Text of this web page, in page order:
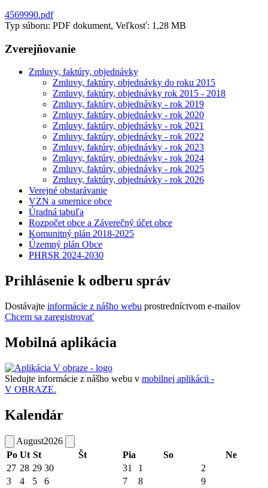
4569990.pdf
Typ súboru: PDF dokument, Veľkosť: 1,28 MB
Zverejňovanie
Zmluvy, faktúry, objednávky
Zmluvy, faktúry, objednávky do roku 2015
Zmluvy, faktúry, objednávky rok 2015 - 2018
Zmluvy, faktúry, objednávky - rok 2019
Zmluvy, faktúry, objednávky - rok 2020
Zmluvy, faktúry, objednávky - rok 2021
Zmluvy, faktúry, objednávky - rok 2022
Zmluvy, faktúry, objednávky - rok 2023
Zmluvy, faktúry, objednávky - rok 2024
Zmluvy, faktúry, objednávky - rok 2025
Zmluvy, faktúry, objednávky - rok 2026
Verejné obstarávanie
VZN a smernice obce
Úradná tabuľa
Rozpočet obce a Záverečný účet obce
Komunitný plán 2018-2025
Územný plán Obce
PHRSR 2024-2030
Prihlásenie k odberu správ
Dostávajte informácie z nášho webu prostredníctvom e-mailov
Chcem sa zaregistrovať
Mobilná aplikácia
Sledujte informácie z nášho webu v mobilnej aplikácii -
V OBRAZE.
Kalendár
August2026
Po Ut St Št Pia So
Ne
27 28 29 30 31 1
2
3
4 5 6 7 8 9